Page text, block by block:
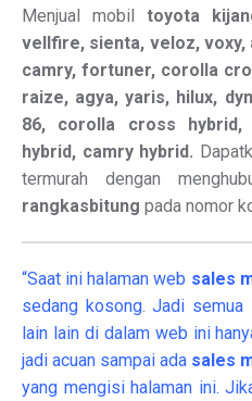
Menjual mobil toyota
vellfire, sienta, veloz,
camry, fortuner, corolla
raize, agya, yaris, hilux,
86, corolla cross
hybrid, camry hybrid.
termurah dengan
rangkasbitung pada nomor
“Saat ini halaman web sales
sedang kosong. Jadi semua
lain lain di dalam web ini
jadi acuan sampai ada sales
yang mengisi halaman ini.